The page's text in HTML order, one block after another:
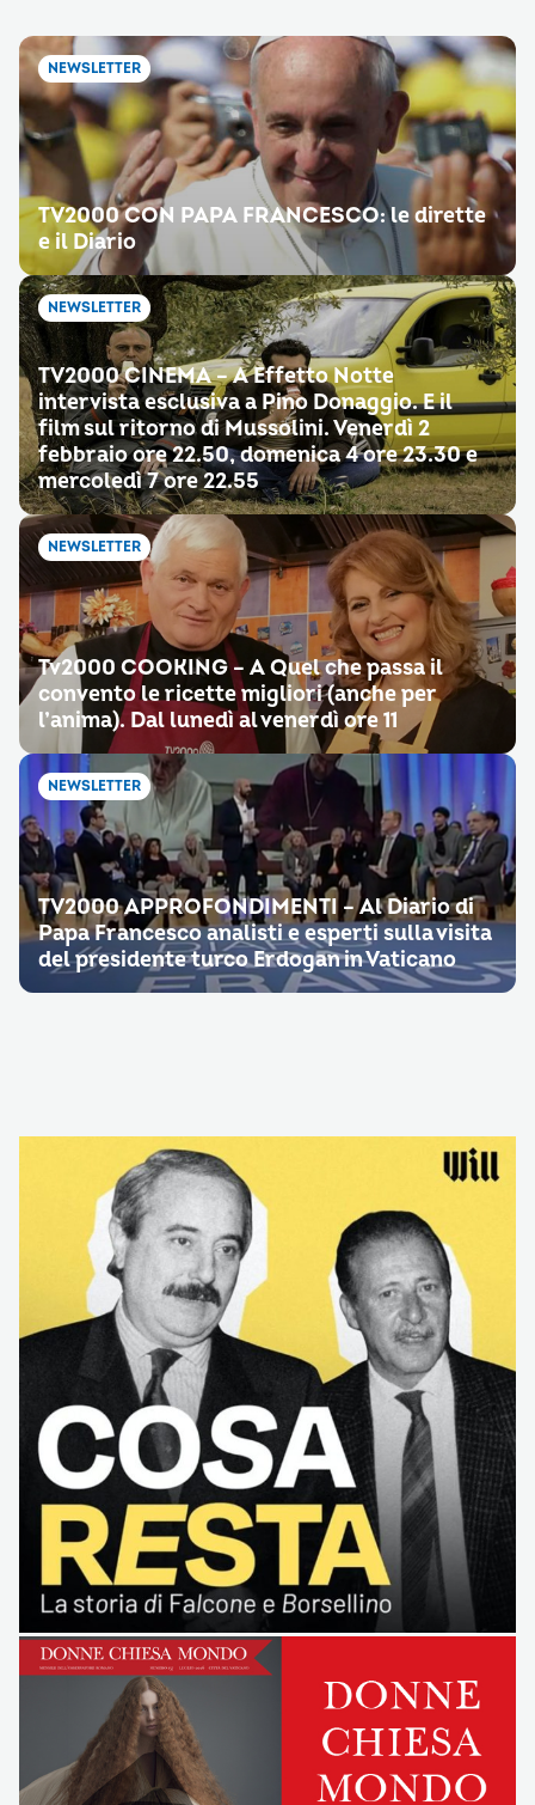
NEWSLETTER
TV2000 CON PAPA FRANCESCO: le dirette
e il Diario
NEWSLETTER
TV2000 CINEMA – A Effetto Notte
intervista esclusiva a Pino Donaggio. E il
film sul ritorno di Mussolini. Venerdì 2
febbraio ore 22.50, domenica 4 ore 23.30 e
mercoledì 7 ore 22.55
NEWSLETTER
Tv2000 COOKING – A Quel che passa il
convento le ricette migliori (anche per
l’anima). Dal lunedì al venerdì ore 11
NEWSLETTER
TV2000 APPROFONDIMENTI – Al Diario di
Papa Francesco analisti e esperti sulla visita
del presidente turco Erdogan in Vaticano